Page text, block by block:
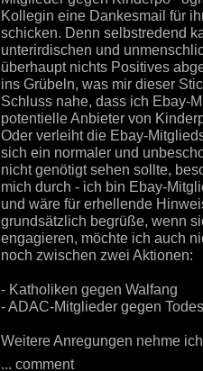
Kollegin eine Dankesmail für
schicken. Denn selbstredend
unterirdischen und
überhaupt nichts Positives
ins Grübeln, was mir dieser
Schluss nahe, dass ich Ebay-
potentielle Anbieter von
Oder verleiht die Ebay-
sich ein normaler und
nicht genötigt sehen sollte,
mich durch - ich bin Ebay-
und wäre für erhellende
grundsätzlich begrüße, wenn
engagieren, möchte ich auch
noch zwischen zwei Aktionen:
- Katholiken gegen Walfang
- ADAC-Mitglieder gegen
Weitere Anregungen nehme
... comment